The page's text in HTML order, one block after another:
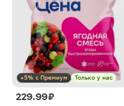
+5% с Премиум Только у нас
229.99 ₽